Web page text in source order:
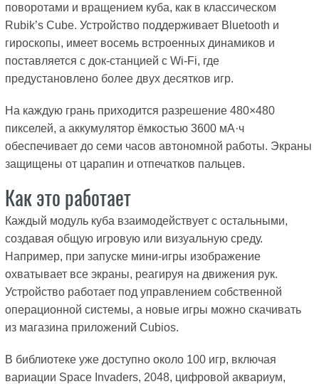
поворотами и вращением куба, как в классическом
Rubik’s Cube. Устройство поддерживает Bluetooth и
гироскопы, имеет восемь встроенных динамиков и
поставляется с док-станцией с Wi-Fi, где
предустановлено более двух десятков игр.
На каждую грань приходится разрешение 480×480
пикселей, а аккумулятор ёмкостью 3600 мА·ч
обеспечивает до семи часов автономной работы. Экраны
защищены от царапин и отпечатков пальцев.
Как это работает
Каждый модуль куба взаимодействует с остальными,
создавая общую игровую или визуальную среду.
Например, при запуске мини-игры изображение
охватывает все экраны, реагируя на движения рук.
Устройство работает под управлением собственной
операционной системы, а новые игры можно скачивать
из магазина приложений Cubios.
В библиотеке уже доступно около 100 игр, включая
вариации Space Invaders, 2048, цифровой аквариум,